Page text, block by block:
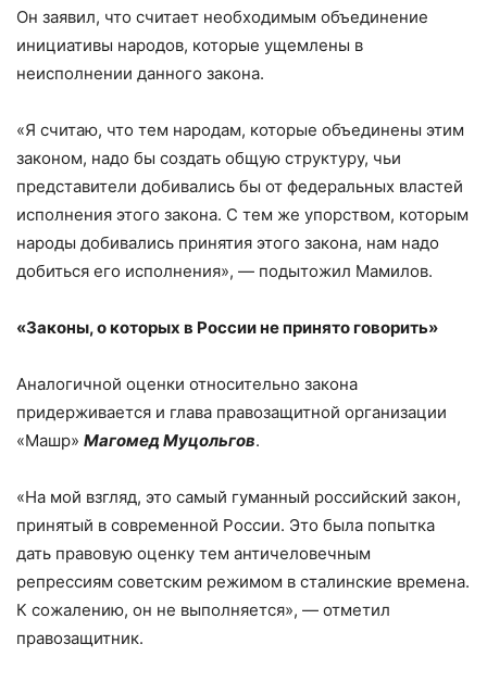
Он заявил, что считает необходимым объединение
инициативы народов, которые ущемлены в
неисполнении данного закона.
«Я считаю, что тем народам, которые объединены этим
законом, надо бы создать общую структуру, чьи
представители добивались бы от федеральных властей
исполнения этого закона. С тем же упорством, которым
народы добивались принятия этого закона, нам надо
добиться его исполнения», — подытожил Мамилов.
«Законы, о которых в России не принято говорить»
Аналогичной оценки относительно закона
придерживается и глава правозащитной организации
«Машр» Магомед Муцольгов.
«На мой взгляд, это самый гуманный российский закон,
принятый в современной России. Это была попытка
дать правовую оценку тем античеловечным
репрессиям советским режимом в сталинские времена.
К сожалению, он не выполняется», — отметил
правозащитник.